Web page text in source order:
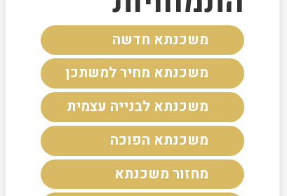
משכנתא חדשה
משכנתא מחיר למשתכן
משכנתא לבנייה עצמית
משכנתא הפוכה
מחזור משכנתא